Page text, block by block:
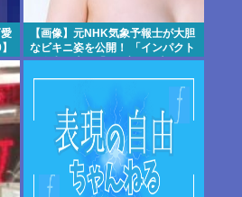
【画像】元NHK気象予報士が大胆
なビキニ姿を公開！ 「インパクト
が令和最大」「100点」の声